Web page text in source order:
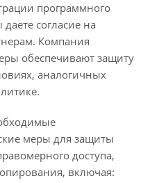
программного
согласие на
Компания
обеспечивают защиту
аналогичных
меры для защиты
доступа,
включая: